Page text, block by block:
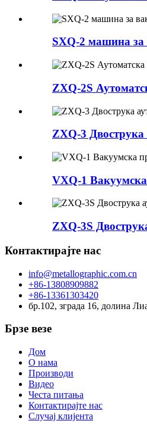
SXQ-2 машина за
ZXQ-2S
ZXQ-3 Двострука
VXQ-1
ZXQ-3S
Контактирајте нас
info@metallographic.com.cn
+86-13808909882
+86-13361303420
бр.102, зграда 16, долина
Брзе везе
Дом
О нама
Производи
Видео
Честа питања
Контактирајте нас
Случај клијента